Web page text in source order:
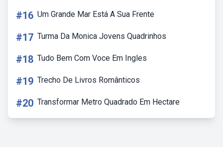
#16 Um Grande Mar Está A Sua Frente
#17 Turma Da Monica Jovens Quadrinhos
#18 Tudo Bem Com Voce Em Ingles
#19 Trecho De Livros Românticos
#20 Transformar Metro Quadrado Em Hectare